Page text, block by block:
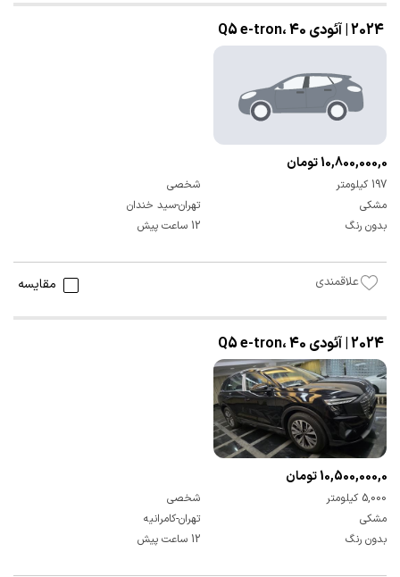
2024 | آئودی Q5 e-tron، 40
10,800,000,000 تومان
197 کیلومتر
شخصی
مشکی
تهران-سید خندان
بدون رنگ
12 ساعت پیش
علاقمندی مقایسه
2024 | آئودی Q5 e-tron، 40
10,500,000,000 تومان
5,000 کیلومتر
شخصی
مشکی
تهران-کامرانیه
بدون رنگ
12 ساعت پیش